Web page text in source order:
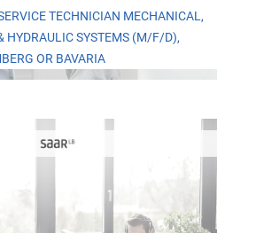
TECHNICIAN MECHANICAL,
HYDRAULIC SYSTEMS (M/F/D),
OR BAVARIA